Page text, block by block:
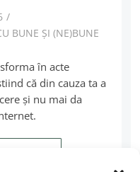
BUNE ȘI (NE)BUNE
în acte
că din cauza ta a
şi nu mai da